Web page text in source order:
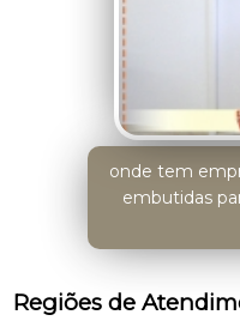
onde tem
embutidas
Regiões de